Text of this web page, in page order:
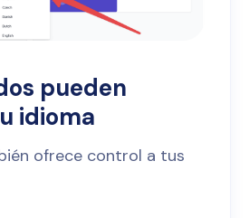
pueden
idioma
ofrece control a tus